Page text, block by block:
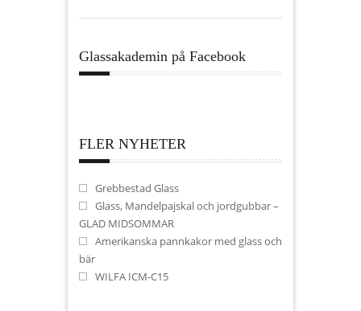
Glassakademin på Facebook
FLER NYHETER
Grebbestad Glass
Glass, Mandelpajskal och jordgubbar –
GLAD MIDSOMMAR
Amerikanska pannkakor med glass och
bär
WILFA ICM-C15